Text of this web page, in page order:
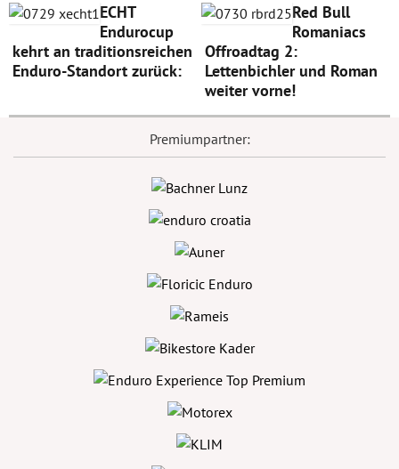
ECHT
Endurocup
kehrt an traditionsreichen
Enduro-Standort zurück:
Red Bull
Romaniacs
Offroadtag 2:
Lettenbichler und Roman
weiter vorne!
Premiumpartner: